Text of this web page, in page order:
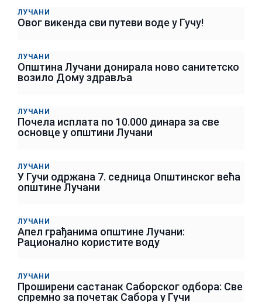
ЛУЧАНИ
Овог викенда сви путеви воде у Гучу!
ЛУЧАНИ
Општина Лучани донирала ново санитетско
возило Дому здравља
ЛУЧАНИ
Почела исплата по 10.000 динара за све
основце у општини Лучани
ЛУЧАНИ
У Гучи одржана 7. седница Општинског већа
општине Лучани
ЛУЧАНИ
Апел грађанима општине Лучани:
Рационално користите воду
ЛУЧАНИ
Проширени састанак Саборског одбора: Све
спремно за почетак Сабора у Гучи